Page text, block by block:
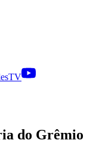
do Grêmio